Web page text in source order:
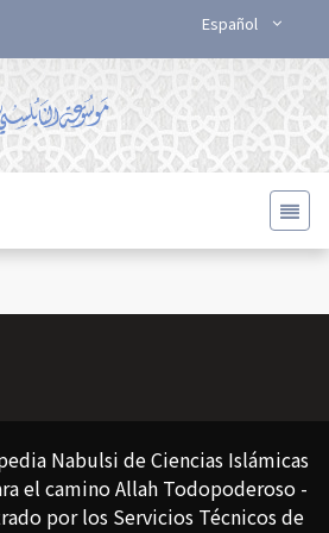
Español
Nabulsi de Ciencias Islámicas
el camino Allah Todopoderoso -
por los Servicios Técnicos de